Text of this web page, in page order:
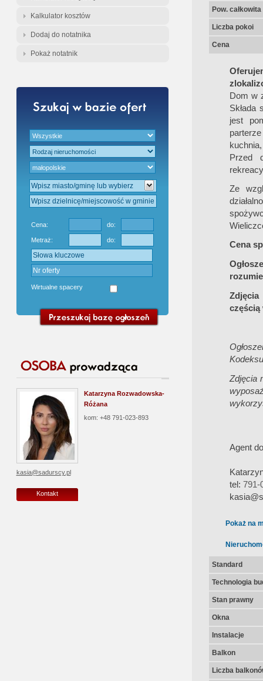
Kalkulator kosztów
Dodaj do notatnika
Pokaż notatnik
Cena: do:
Metraż: do:
Wirtualne spacery
Katarzyna Rozwadowska-
Różana
kom: +48 791-023-893
kasia@sadurscy.pl
Kontakt
Pow.
Liczba pokoi
Cena
Dom w
Składa
jest
Przed
Ze
Cena
częścią
Zdjęcia
Agent
tel: 791-
Pokaż na
Standard
Technologia
Stan prawny
Okna
Instalacje
Balkon
Liczba